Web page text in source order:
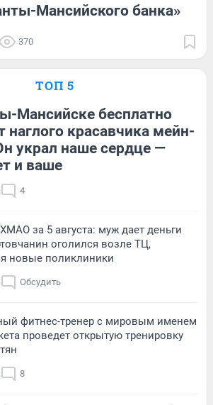
Мансийского банка»
370
ТОП 5
Мансийске бесплатно
наглого красавчика мейн-
украл наше сердце —
и ваше
4
за 5 августа: муж дает деньги
оголился возле ТЦ,
новые поликлиники
Обсудить
фитнес-тренер с мировым именем
проведет открытую тренировку
8